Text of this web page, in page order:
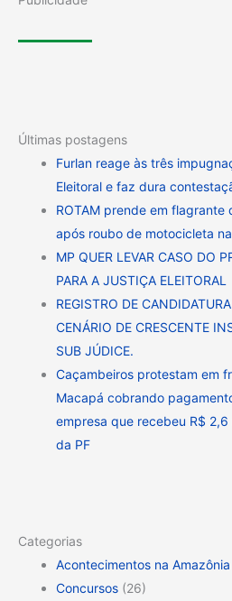
Últimas postagens
Furlan reage às três
Eleitoral e faz dura
ROTAM prende em
após roubo de motocicleta
MP QUER LEVAR CASO DO
PARA A JUSTIÇA ELEITORAL
REGISTRO DE
CENÁRIO DE CRESCENTE
SUB JÚDICE.
Caçambeiros protestam em
Macapá cobrando
empresa que recebeu R$
da PF
Categorias
Acontecimentos na Amazônia
Concursos (26)